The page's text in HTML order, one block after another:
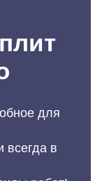
для
всегда в